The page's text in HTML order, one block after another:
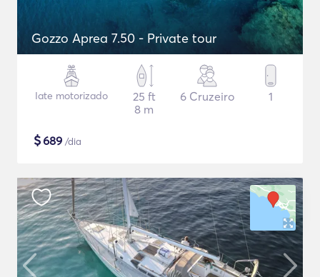
Gozzo Aprea 7.50 - Private tour
Iate motorizado
25 ft
8 m
6 Cruzeiro 1
$689 /dia